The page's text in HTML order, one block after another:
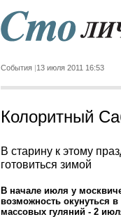
События 13 июля 2011 16:53
Колоритный
В старину к этому
готовиться зимой
В начале июля у
возможность окунуться
массовых гуляний - 2